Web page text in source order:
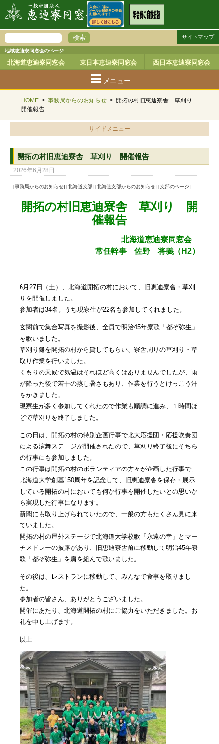
地域恵迪寮同窓会のページ
北海道恵迪寮同窓会 東日本恵迪寮同窓会 西日本恵迪寮同窓会
サイトマップ
メニュー
HOME > 事務局からのお知らせ > 開拓の村旧恵迪寮舎 草刈り
開催報告
サイドメニュー
開拓の村旧恵迪寮舎 草刈り 開催報告
2026年6月28日
[事務局からのお知らせ] [北海道支部] [北海道支部からのお知らせ] [支部のページ]
開拓の村旧恵迪寮舎 草刈り 開
催報告
北海道恵迪寮同窓会
常任幹事 佐野 将義（H2）
6月27日（土）、北海道開拓の村において、旧恵迪寮舎・草刈
りを開催しました。
参加者は34名。うち現寮生が22名も参加してくれました。
玄関前で集合写真を撮影後、全員で明治45年寮歌「都ぞ弥生」
を歌いました。
草刈り鎌を開拓の村から貸してもらい、寮舎周りの草刈り・草
取り作業を行いました。
くもりの天候で気温はそれほど高くはありませんでしたが、雨
が降った後で若干の蒸し暑さもあり、作業を行うとけっこう汗
をかきました。
現寮生が多く参加してくれたので作業も順調に進み、１時間ほ
どで草刈りを終了しました。
この日は、開拓の村の特別企画行事で北大応援団・応援吹奏団
による演舞ステージが開催されたので、草刈り終了後にそちら
の行事にも参加しました。
この行事は開拓の村のボランティアの方々が企画した行事で、
北海道大学創基150周年を記念して、旧恵迪寮舎を保存・展示
している開拓の村においても何か行事を開催したいとの思いか
ら実現した行事になります。
新聞にも取り上げられていたので、一般の方もたくさん見に来
ていました。
開拓の村の屋外ステージで北海道大学校歌「永遠の幸」とマー
チメドレーの披露があり、旧恵迪寮舎前に移動して明治45年寮
歌「都ぞ弥生」を肩を組んで歌いました。
その後は、レストランに移動して、みんなで食事を取りまし
た。
参加者の皆さん、ありがとうございました。
開催にあたり、北海道開拓の村にご協力をいただきました。お
礼を申し上げます。
以上